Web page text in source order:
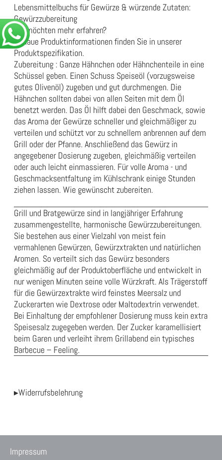
Lebensmittelbuchs für Gewürze & würzende Zutaten:
Gewürzzubereitung
Sie möchten mehr erfahren?
Genaue Produktinformationen finden Sie in unserer
Produktspezifikation.
Zubereitung : Ganze Hähnchen oder Hähnchenteile in eine
Schüssel geben. Einen Schuss Speiseöl (vorzugsweise
gutes Olivenöl) zugeben und gut durchmengen. Die
Hähnchen sollten dabei von allen Seiten mit dem Öl
benetzt werden. Das Öl hilft dabei den Geschmack, sowie
das Aroma der Gewürze schneller und gleichmäßiger zu
verteilen und schützt vor zu schnellem anbrennen auf dem
Grill oder der Pfanne. Anschließend das Gewürz in
angegebener Dosierung zugeben, gleichmäßig verteilen
oder auch leicht einmassieren. Für volle Aroma - und
Geschmacksentfaltung im Kühlschrank einige Stunden
ziehen lassen. Wie gewünscht zubereiten.
Grill und Bratgewürze sind in langjähriger Erfahrung
zusammengestellte, harmonische Gewürzzubereitungen.
Sie bestehen aus einer Vielzahl von meist fein
vermahlenen Gewürzen, Gewürzxtrakten und natürlichen
Aromen. So verteilt sich das Gewürz besonders
gleichmäßig auf der Produktoberfläche und entwickelt in
nur wenigen Minuten seine volle Würzkraft. Als Trägerstoff
für die Gewürzextrakte wird feinstes Meersalz und
Zuckerarten wie Dextrose oder Maltodextrin verwendet.
Bei Einhaltung der empfohlener Dosierung muss kein extra
Speisesalz zugegeben werden. Der Zucker karamellisiert
beim Garen und verleiht ihrem Grillabend ein typisches
Barbecue – Feeling.
▸Widerrufsbelehrung
Impressum